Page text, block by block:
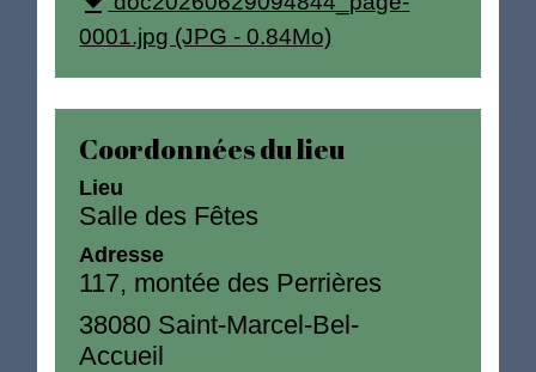
0001.jpg (JPG - 0.84Mo)
Coordonnées du lieu
Lieu
Salle des Fêtes
Adresse
117, montée des Perrières
38080 Saint-Marcel-Bel-
Accueil